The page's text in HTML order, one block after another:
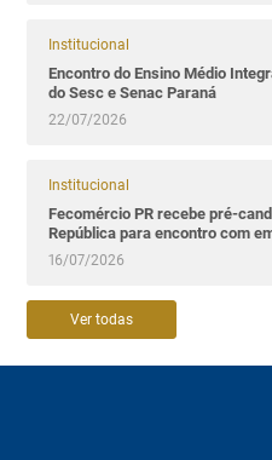
Institucional
Encontro do Ensino Médio
do Sesc e Senac Paraná
22/07/2026
Institucional
Fecomércio PR recebe pré-
República para encontro com
16/07/2026
Ver todas